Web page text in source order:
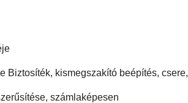
Biztosíték, kismegszakító beépítés, csere,
számlaképesen